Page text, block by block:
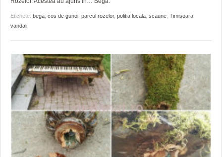
Etichete: bega cos de gunoi parcul rozelor, politia locala scaune Timişoara
vandali